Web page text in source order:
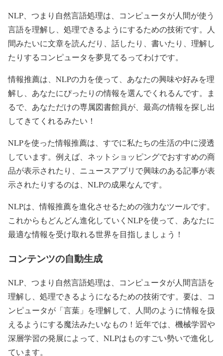
NLP、つまり自然言語処理は、コンピュータが人間が使う
言語を理解し、処理できるようにするための技術です。人
間みたいに文章を読んだり、話したり、書いたり、理解し
たりするコンピュータを夢見てるってわけです。
情報推薦は、NLPの力を使って、あなたの興味や好みを理
解し、あなたにぴったりの情報を選んでくれるんです。ま
るで、あなただけの専属図書館員が、最高の情報を探し出
してきてくれるみたい！
NLPを使った情報推薦は、すでに私たちの生活の中に浸透
しています。例えば、ネットショッピングでおすすめの商
品が表示されたり、ニュースアプリで興味のある記事が表
示されたりするのは、NLPの成果なんです。
NLPは、情報推薦を進化させるための強力なツールです。
これからもどんどん進化していくNLPを使って、あなたに
最適な情報を受け取れる世界を目指しましょう！
コンテンツの自動生成
NLP、つまり自然言語処理は、コンピュータが人間言語を
理解し、処理できるようになるための技術です。要は、コ
ンピュータが「言葉」を理解して、人間のように情報を扱
えるようにする魔法みたいなもの！近年では、機械学習や
深層学習の発展によって、NLPはものすごい勢いで進化し
ています。